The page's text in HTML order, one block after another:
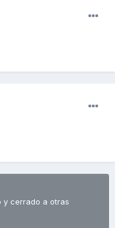
y cerrado a otras